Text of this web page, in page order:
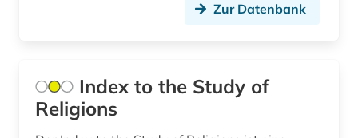
beschäftigungstherapie (1)
betreuungsrecht (1)
Zur Datenbank
Index to the Study of
Religions